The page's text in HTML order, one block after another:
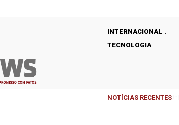
INTERNACIONAL
TECNOLOGIA
NOTÍCIAS RECENTES